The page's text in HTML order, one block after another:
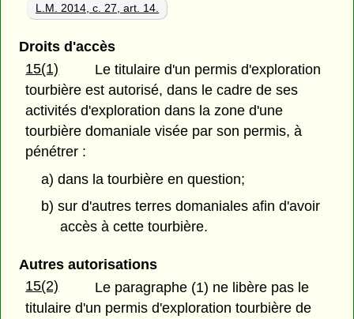
L.M. 2014, c. 27, art. 14.
Droits d'accès
15(1)
Le titulaire d'un permis d'exploration
tourbière est autorisé, dans le cadre de ses
activités d'exploration dans la zone d'une
tourbière domaniale visée par son permis, à
pénétrer :
a) dans la tourbière en question;
b) sur d'autres terres domaniales afin d'avoir
accès à cette tourbière.
Autres autorisations
15(2)
Le paragraphe (1) ne libère pas le
titulaire d'un permis d'exploration tourbière de